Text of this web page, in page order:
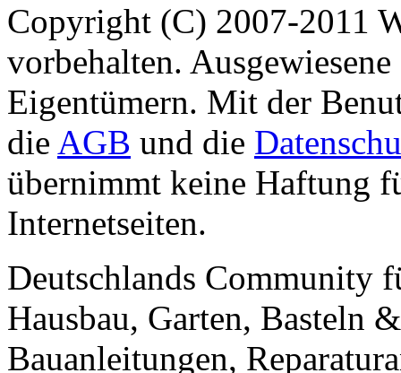
Copyright (C) 2007-2011
vorbehalten.
Eigentümern. Mit der
die AGB und die
übernimmt keine Haftung
Internetseiten.
Deutschlands Community
Hausbau, Garten, Basteln
Bauanleitungen,